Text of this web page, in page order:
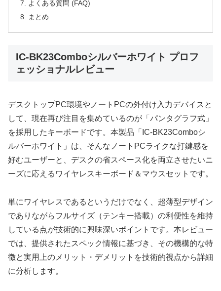
よくある質問 (FAQ)
まとめ
IC-BK23Comboシルバーホワイト プロフ
ェッショナルレビュー
デスクトップPC環境やノートPCの外付け入力デバイスと
して、現在再び注目を集めているのが「パンタグラフ式」
を採用したキーボードです。本製品「IC-BK23Comboシ
ルバーホワイト」は、そんなノートPCライクな打鍵感を
好むユーザーと、デスクの省スペース化を両立させたいニ
ーズに応えるワイヤレスキーボード＆マウスセットです。
単にワイヤレスであるというだけでなく、超薄型デザイン
でありながらフルサイズ（テンキー搭載）の利便性を維持
している点が技術的に興味深いポイントです。本レビュー
では、提供されたスペック情報に基づき、その機構的な特
徴と実用上のメリット・デメリットを技術的視点から詳細
に分析します。